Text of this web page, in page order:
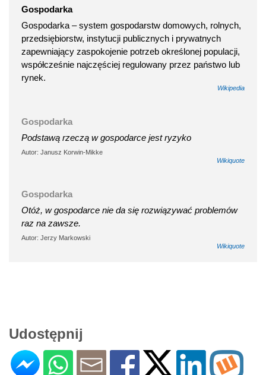
Gospodarka
Gospodarka – system gospodarstw domowych, rolnych,
przedsiębiorstw, instytucji publicznych i prywatnych
zapewniający zaspokojenie potrzeb określonej populacji,
współcześnie najczęściej regulowany przez państwo lub
rynek.
Wikipedia
Gospodarka
Podstawą rzeczą w gospodarce jest ryzyko
Autor: Janusz Korwin-Mikke
Wikiquote
Gospodarka
Otóż, w gospodarce nie da się rozwiązywać problemów
raz na zawsze.
Autor: Jerzy Markowski
Wikiquote
Udostępnij